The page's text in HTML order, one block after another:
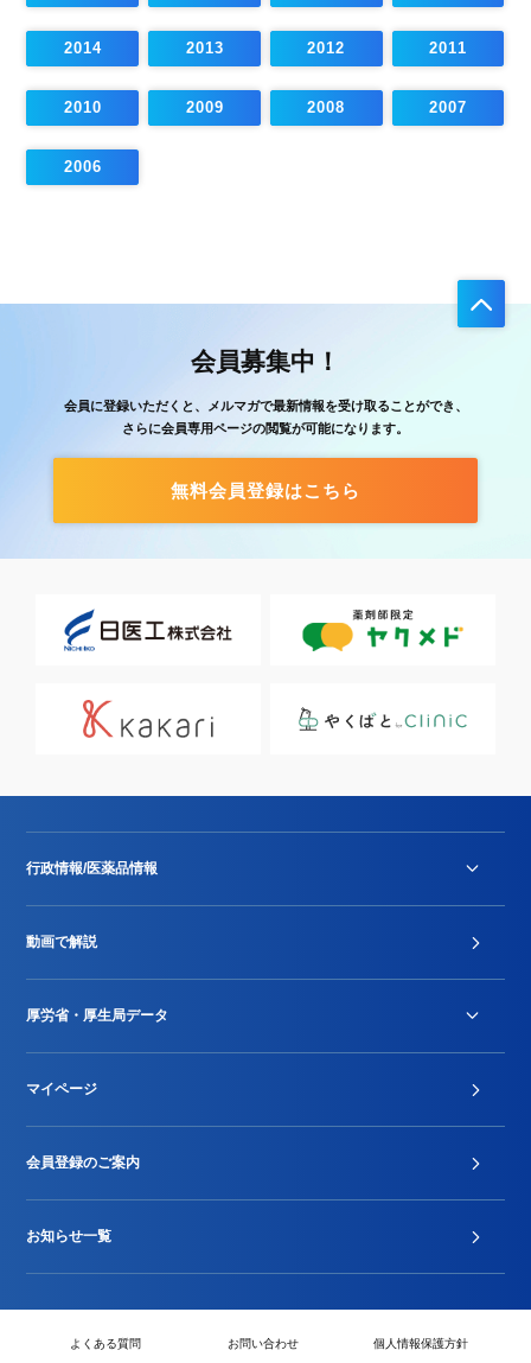
2014 2013 2012 2011
2010 2009 2008 2007
2006
会員募集中！
会員に登録いただくと、メルマガで最新情報を受け取ることができ、
さらに会員専用ページの閲覧が可能になります。
無料会員登録はこちら
行政情報/医薬品情報
Stu-GEレポート
動画で解説
厚労省・厚生局データ
2024年度新設項目届出状況
マイページ
会員登録のご案内
お知らせ一覧
よくある質問 お問い合わせ 個人情報保護方針